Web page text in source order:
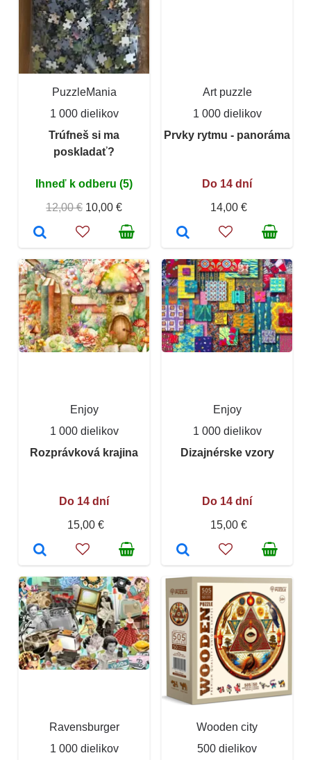
PuzzleMania
1 000 dielikov
Trúfneš si ma
poskladať?
Ihneď k odberu (5)
12,00 € 10,00 €
Art puzzle
1 000 dielikov
Prvky rytmu - panoráma
Do 14 dní
14,00 €
Enjoy
1 000 dielikov
Rozprávková krajina
Do 14 dní
15,00 €
Enjoy
1 000 dielikov
Dizajnérske vzory
Do 14 dní
15,00 €
Ravensburger
1 000 dielikov
Wooden city
500 dielikov